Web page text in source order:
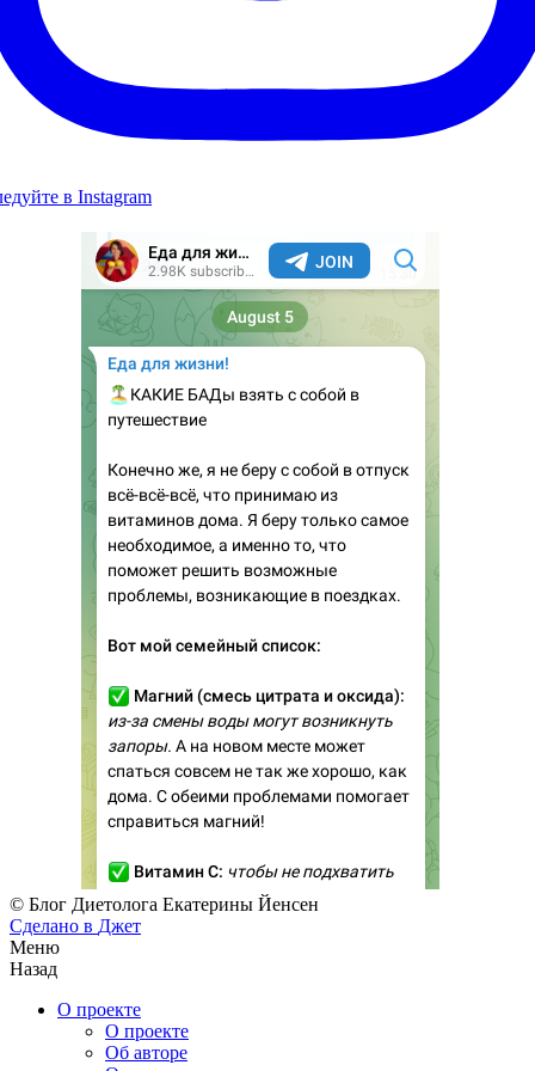
в Instagram
© Блог Диетолога Екатерины Йенсен
Сделано в Джет
Меню
Назад
О проекте
О проекте
Об авторе